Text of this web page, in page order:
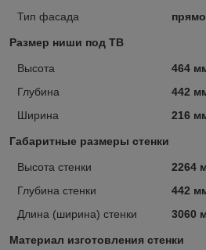
Тип фасада
Размер ниши под ТВ
Высота
464
Глубина
442
Ширина
216
Габаритные размеры стенки
Высота стенки
2264
Глубина стенки
442
Длина (ширина) стенки
3060
Материал изготовления стенки